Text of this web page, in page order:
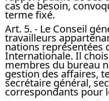
cas de besoin,
terme fixé.
Art. 5. - Le Conseil
travailleurs
nations représentées
Internationale. Il
membres du bureau
gestion des affaires,
secrétaire général,
correspondants pour